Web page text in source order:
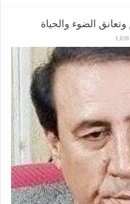
الضوء والحياة
1,038